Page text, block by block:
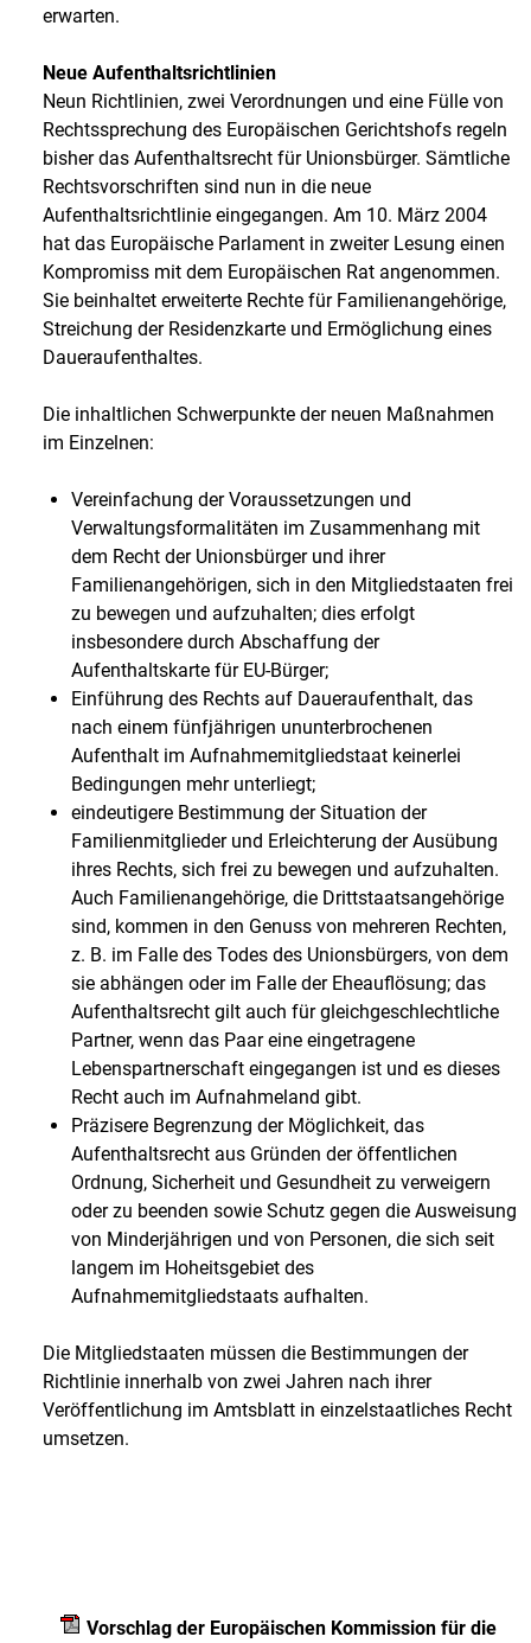
erwarten.
Neue Aufenthaltsrichtlinien
Neun Richtlinien, zwei Verordnungen und eine Fülle von
Rechtssprechung des Europäischen Gerichtshofs regeln
bisher das Aufenthaltsrecht für Unionsbürger. Sämtliche
Rechtsvorschriften sind nun in die neue
Aufenthaltsrichtlinie eingegangen. Am 10. März 2004
hat das Europäische Parlament in zweiter Lesung einen
Kompromiss mit dem Europäischen Rat angenommen.
Sie beinhaltet erweiterte Rechte für Familienangehörige,
Streichung der Residenzkarte und Ermöglichung eines
Daueraufenthaltes.
Die inhaltlichen Schwerpunkte der neuen Maßnahmen
im Einzelnen:
Vereinfachung der Voraussetzungen und
Verwaltungsformalitäten im Zusammenhang mit
dem Recht der Unionsbürger und ihrer
Familienangehörigen, sich in den Mitgliedstaaten frei
zu bewegen und aufzuhalten; dies erfolgt
insbesondere durch Abschaffung der
Aufenthaltskarte für EU-Bürger;
Einführung des Rechts auf Daueraufenthalt, das
nach einem fünfjährigen ununterbrochenen
Aufenthalt im Aufnahmemitgliedstaat keinerlei
Bedingungen mehr unterliegt;
eindeutigere Bestimmung der Situation der
Familienmitglieder und Erleichterung der Ausübung
ihres Rechts, sich frei zu bewegen und aufzuhalten.
Auch Familienangehörige, die Drittstaatsangehörige
sind, kommen in den Genuss von mehreren Rechten,
z. B. im Falle des Todes des Unionsbürgers, von dem
sie abhängen oder im Falle der Eheauflösung; das
Aufenthaltsrecht gilt auch für gleichgeschlechtliche
Partner, wenn das Paar eine eingetragene
Lebenspartnerschaft eingegangen ist und es dieses
Recht auch im Aufnahmeland gibt.
Präzisere Begrenzung der Möglichkeit, das
Aufenthaltsrecht aus Gründen der öffentlichen
Ordnung, Sicherheit und Gesundheit zu verweigern
oder zu beenden sowie Schutz gegen die Ausweisung
von Minderjährigen und von Personen, die sich seit
langem im Hoheitsgebiet des
Aufnahmemitgliedstaats aufhalten.
Die Mitgliedstaaten müssen die Bestimmungen der
Richtlinie innerhalb von zwei Jahren nach ihrer
Veröffentlichung im Amtsblatt in einzelstaatliches Recht
umsetzen.
Vorschlag der Europäischen Kommission für die